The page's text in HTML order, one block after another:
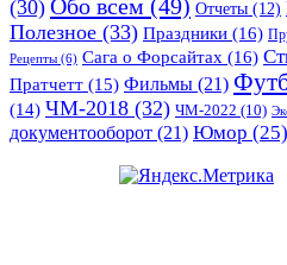
(30) Обо всем (49) Отчеты (12)
Полезное (33) Праздники (16)
Рецепты (6) Сага о Форсайтах (16)
Пратчетт (15) Фильмы (21)
(14) ЧМ-2018 (32) ЧМ-2022 (10)
документооборот (21) Юмор (25)